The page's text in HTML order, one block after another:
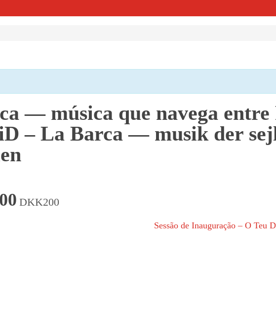
— música que navega
– La Barca — musik der
DKK200
Sessão de Inauguração – O Teu